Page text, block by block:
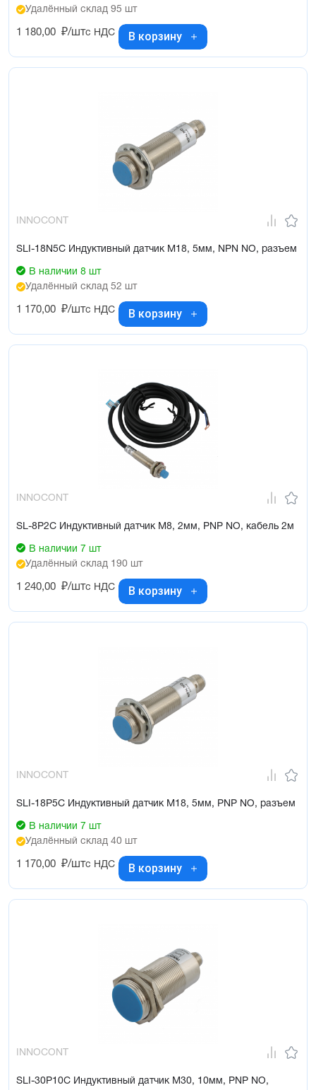
Удалённый склад 95 шт
1 180,00 ₽/штс НДС В корзину
INNOCONT
SLI-18N5C Индуктивный датчик М18, 5мм, NPN NO, разъем
В наличии 8 шт
Удалённый склад 52 шт
1 170,00 ₽/штс НДС В корзину
INNOCONT
SL-8P2C Индуктивный датчик М8, 2мм, PNP NO, кабель 2м
В наличии 7 шт
Удалённый склад 190 шт
1 240,00 ₽/штс НДС В корзину
INNOCONT
SLI-18P5C Индуктивный датчик М18, 5мм, PNP NO, разъем
В наличии 7 шт
Удалённый склад 40 шт
1 170,00 ₽/штс НДС В корзину
INNOCONT
SLI-30P10C Индуктивный датчик М30, 10мм, PNP NO,